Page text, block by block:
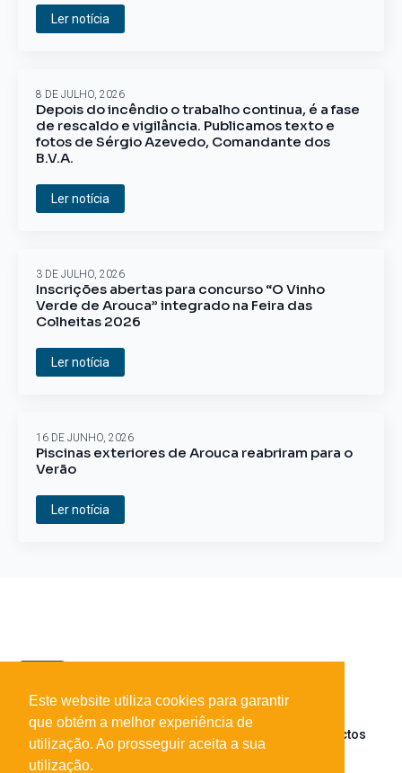
Ler notícia
Depois do incêndio o trabalho continua, é a fase
de rescaldo e vigilância. Publicamos texto e
fotos de Sérgio Azevedo, Comandante dos
B.V.A.
8 DE JULHO, 2026
Ler notícia
Inscrições abertas para concurso “O Vinho
Verde de Arouca” integrado na Feira das
Colheitas 2026
3 DE JULHO, 2026
Ler notícia
Piscinas exteriores de Arouca reabriram para o
Verão
16 DE JUNHO, 2026
Ler notícia
Contactos
Este website utiliza cookies para garantir
que obtém a melhor experiência de
utilização. Ao prosseguir aceita a sua
utilização.